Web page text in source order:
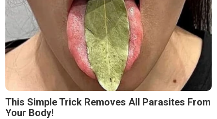
This Simple Trick Removes All Parasites From
Your Body!